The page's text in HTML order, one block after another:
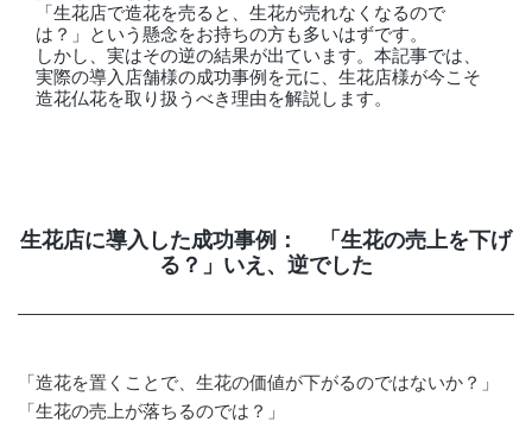
お問い合わせ
プライバシーポリシー
「生花店で造花を売ると、生花が売れなくなるので
は？」という懸念をお持ちの方も多いはずです。
しかし、実はその逆の結果が出ています。本記事では、
実際の導入店舗様の成功事例を元に、生花店様が今こそ
造花仏花を取り扱うべき理由を解説します。
生花店に導入した成功事例： 「生花の売上を下げ
る？」いえ、逆でした
「造花を置くことで、生花の価値が下がるのではないか？」
「生花の売上が落ちるのでは？」